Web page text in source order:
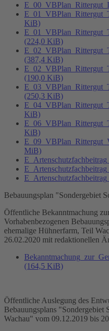
KiB)
(224,0 KiB)
(387,4 KiB)
(190,0 KiB)
(250,3 KiB)
KiB)
KiB)
MiB)
Bebauungsplan "Sondergebiet
Öffentliche Bekanntmachung
Vorhabenbezogenen
ehemalige Hühnerfarm, Teil
26.02.2020 mit redaktionellen
(164,5 KiB)
Öffentliche Auslegung des
Bebauungsplans "Sondergebiet
Wachau" vom 09.12.2019 bis